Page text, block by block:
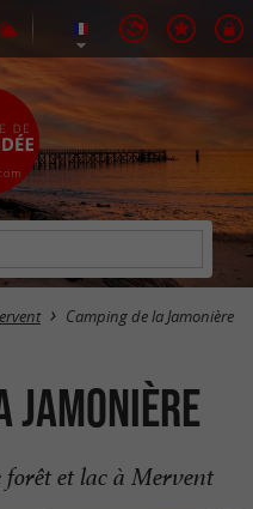
Camping de la Jamonière
Jamonière
et lac à Mervent